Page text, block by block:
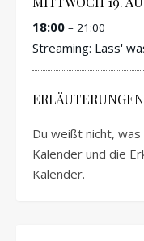
18:00 – 21:00
Streaming: Lass'
ERLÄUTERUNGEN
Du weißt nicht,
Kalender und die
Kalender.